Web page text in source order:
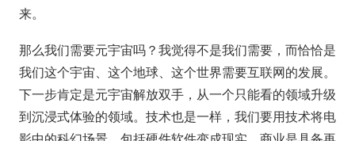
来。
那么我们需要元宇宙吗？我觉得不是我们需要，而恰恰是
我们这个宇宙、这个地球、这个世界需要互联网的发展。
下一步肯定是元宇宙解放双手，从一个只能看的领域升级
到沉浸式体验的领域。技术也是一样，我们要用技术将电